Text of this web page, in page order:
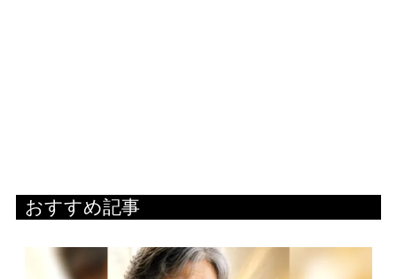
おすすめ記事